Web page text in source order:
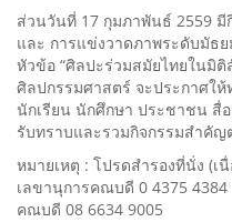
ส่วนวันที่ 17 กุมภาพันธ์ 2559
และ การแข่งวาดภาพระดับมัธ
หัวข้อ “ศิลปะร่วมสมัยไทยในมิ
ศิลปกรรมศาสตร์ จะประกาศใ
นักเรียน นักศึกษา ประชาชน
รับทราบและรวมกิจกรรมสำคัญ
หมายเหตุ : โปรดสำรองที่นั่ง (เ
เลขานุการคณบดี 0 4375 4384
คณบดี 08 6634 9005